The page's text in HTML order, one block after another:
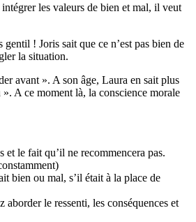
les valeurs de bien et mal, il veut
gentil ! Joris sait que ce n’est pas bien de
la situation.
avant ». A son âge, Laura en sait plus
A ce moment là, la conscience morale
le fait qu’il ne recommencera pas.
bien ou mal, s’il était à la place de
le ressenti, les conséquences et